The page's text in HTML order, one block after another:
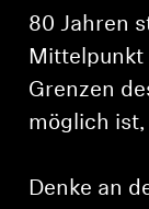
80 Jahren
Mittelpunkt
Grenzen
möglich
Denke an